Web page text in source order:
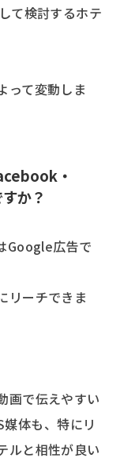
て検討するホテ
って変動しま
・
か？
Google広告で
リーチできま
画で伝えやすい
体も、特にリ
ルと相性が良い